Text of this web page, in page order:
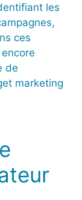
les
ces
de
marketing